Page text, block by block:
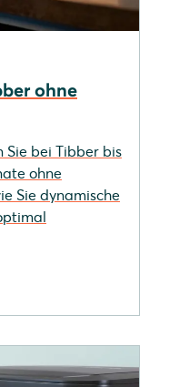
ohne
bei Tibber bis
ohne
Sie dynamische